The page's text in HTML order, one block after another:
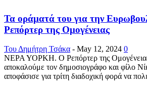
Τα οράματά του για την
Ρεπόρτερ της Ομογένειας
Του Δημήτρη Τσάκα - May 12, 2024 0
ΝΕΡΑ ΥΟΡΚΗ. Ο Ρεπόρτερ της Ομογένειας,
αποκαλούμε τον δημοσιογράφο και φίλο
αποφάσισε για τρίτη διαδοχική φορά να